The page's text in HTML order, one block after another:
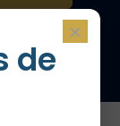
×
de